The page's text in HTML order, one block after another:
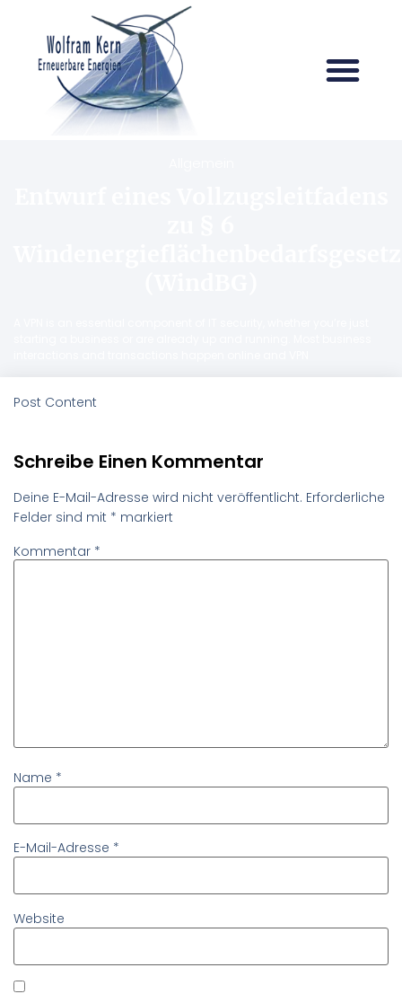
Post Content
Schreibe Einen Kommentar
Deine E-Mail-Adresse wird nicht veröffentlicht. Erforderliche
Felder sind mit * markiert
Kommentar *
Name *
E-Mail-Adresse *
Website